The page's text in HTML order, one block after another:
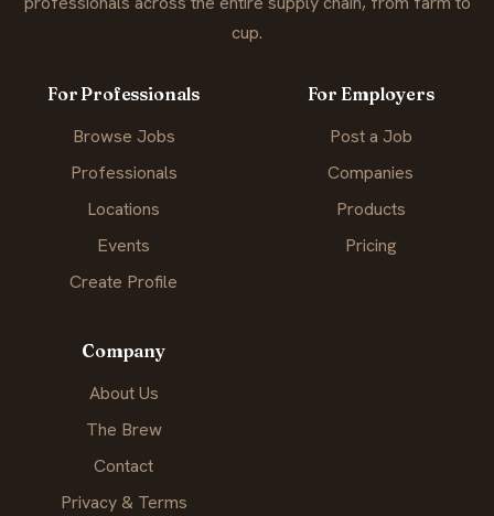
cup.
For Professionals
Browse Jobs
Professionals
Locations
Events
Create Profile
For Employers
Post a Job
Companies
Products
Pricing
Company
About Us
The Brew
Contact
Privacy & Terms